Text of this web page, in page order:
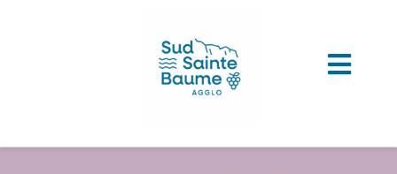
COMPRENDRE L’AGGLOMERATION